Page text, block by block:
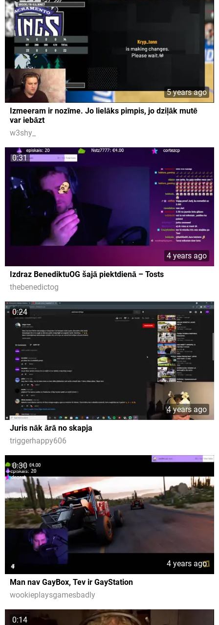
5 years ago
Izmeeram ir nozīme. Jo lielāks pimpis, jo dziļāk mutē
var iebāzt
w3shy_
0:31
4 years ago
Izdraz BenediktuOG šajā piektdienā – Tosts
thebenedictog
0:24
4 years ago
Juris nāk ārā no skapja
triggerhappy606
0:30
4 years ago
Man nav GayBox, Tev ir GayStation
wookieplaysgamesbadly
0:14